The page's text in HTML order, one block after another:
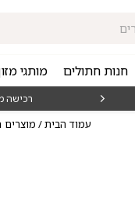
חנות חתולים מותגי
רכישה
עמוד הבית/ מוצרים